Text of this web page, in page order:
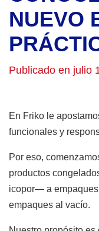
NUEVO
Publicado en julio
En Friko le
funcionales y
Por eso,
productos
icopor— a
empaques al vacío.